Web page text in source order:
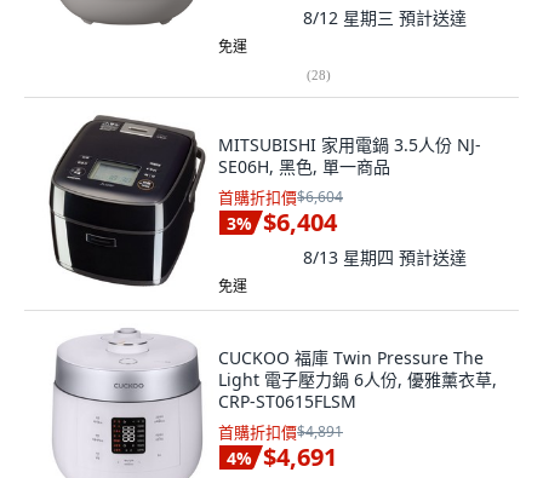
8/12 星期三 預計送達
免運
(28)
MITSUBISHI 家用電鍋 3.5人份 NJ-
SE06H, 黑色, 單一商品
首購折扣價$6,604
3% $6,404
8/13 星期四 預計送達
免運
CUCKOO 福庫 Twin Pressure The
Light 電子壓力鍋 6人份, 優雅薰衣草,
CRP-ST0615FLSM
首購折扣價$4,891
4% $4,691